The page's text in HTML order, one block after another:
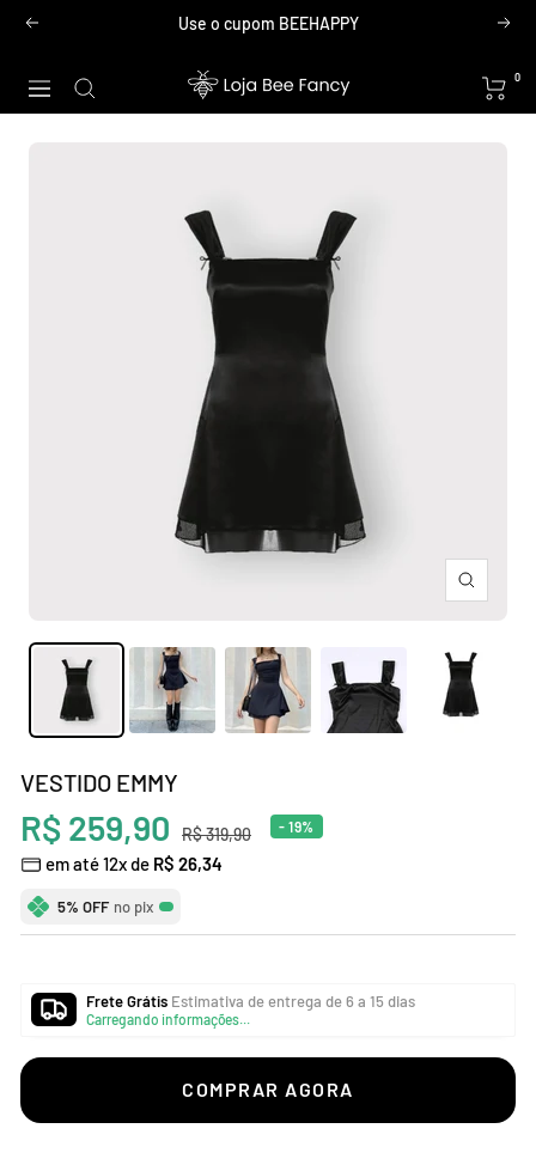
Pular
conteúdo
Anterior Use o cupom BEEHAPPY
Navegação
Loja
Bee
0
Zoom
VESTIDO EMMY
Preço
promocional
R$ 259,90
Preço
normal
R$ 319,90 - 19%
em até 12x de R$ 26,34
5% OFF no pix
Frete Grátis Estimativa de entrega de 6 a 15 dias
Carregando informações...
COMPRAR AGORA